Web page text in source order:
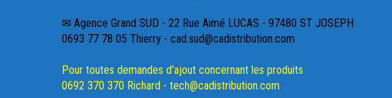
✉ Agence Grand SUD - 22 Rue Aimé LUCAS - 97480 ST JOSEPH
0693 77 78 05 Thierry - cad.sud@cadistribution.com
Pour toutes demandes d'ajout concernant les produits
0692 370 370 Richard - tech@cadistribution.com